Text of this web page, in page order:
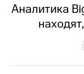
История
компании
Пресс-
релизы
о
Аналитика